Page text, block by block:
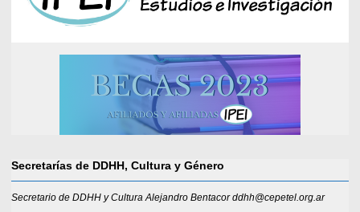
Secretarías de DDHH, Cultura y Género
Secretario de DDHH y Cultura Alejandro Bentacor ddhh@cepetel.org.ar